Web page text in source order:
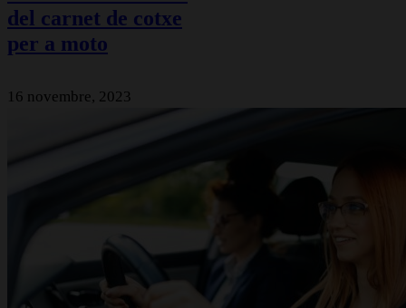
del carnet de cotxe
per a moto
16 novembre, 2023